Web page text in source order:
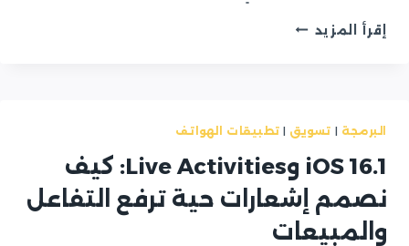
إقرأ المزيد الخصوصية
تطبيقك
قبل
موجة
APP
TRACKING
TRANSPARENCY
البرمجة | تسويق | تطبيقات الهواتف
iOS 16.1 وLive Activities: كيف
نصمم إشعارات حية ترفع التفاعل
والمبيعات